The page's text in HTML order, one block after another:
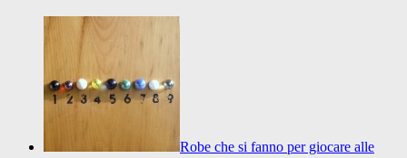
Robe che si fanno per giocare alle